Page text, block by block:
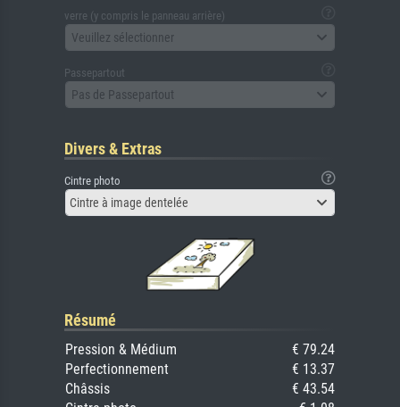
verre (y compris le panneau arrière)
Veuillez sélectionner
Passepartout
Pas de Passepartout
Divers & Extras
Cintre photo
Cintre à image dentelée
Résumé
Pression & Médium
€ 79.24
Perfectionnement
€ 13.37
Châssis
€ 43.54